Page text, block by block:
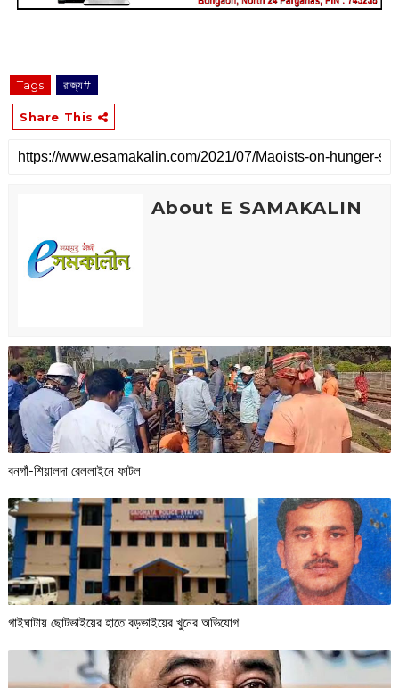
Tags রাজ্য#
Share This
About E SAMAKALIN
বনগাঁ-শিয়ালদা রেললাইনে ফাটল
গাইঘাটায় ছোটভাইয়ের হাতে বড়ভাইয়ের খুনের অভিযোগ